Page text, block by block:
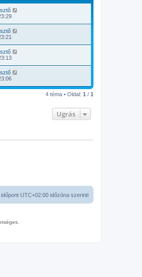
4 téma • Oldal: 1 / 1
Ugrás
időpont UTC+02:00 időzóna szerinti